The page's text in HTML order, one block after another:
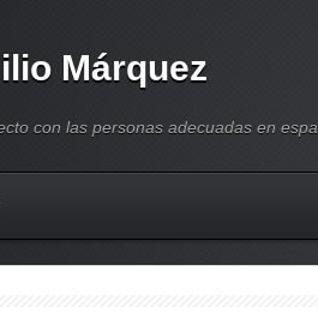
Márquez
con las personas adecuadas en